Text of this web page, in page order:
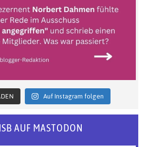
Auf Instagram folgen
AUF MASTODON